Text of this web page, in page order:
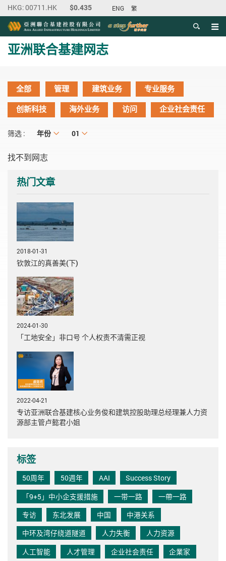
ENG 繁
目录
主内容开始
亚洲联合基建网志
全部 管理 建筑业务
专业服务
创新科技
海外业务 访问 企业社会责任
筛选 : 年份
年份 月份
01
找不到网志
热门文章
2018-01-31
钦敦江的真善美(下)
2024-01-30
「工地安全」非口号 个人权责不清需正视
2022-04-21
专访亚洲联合基建核心业务俊和建筑控股助理总经理兼人力资
源部主管卢懿君小姐
标签
50周年 50週年 AAI
Success Story
「9+5」中小企支援措施
一带一路
一帶一路
专访
东北发展 中国
中港关系
中环及湾仔绕道隧道
人力失衡
人力资源
人工智能
人才管理 企业社会责任
企業家